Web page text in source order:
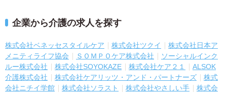
企業から介護の求人を探す
株式会社ベネッセスタイルケア 株式会社ツクイ
株式会社日本ア
メニティライフ協会
ＳＯＭＰＯケア株式会社
ソーシャルインク
ルー株式会社
株式会社SOYOKAZE 株式会社ケア２１
ALSOK
介護株式会社
株式会社ケアリッツ・アンド・パートナーズ
株式
会社ニチイ学館
株式会社ソラスト 株式会社やさしい手
株式会